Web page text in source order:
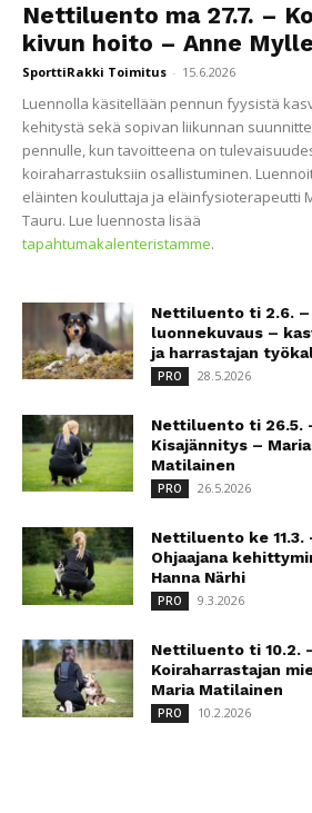
Nettiluento ma 27.7. –
kivun hoito – Anne
SporttiRakki Toimitus - 15.6.2026
Luennolla käsitellään pennun fyysistä
kehitystä sekä sopivan liikunnan
pennulle, kun tavoitteena on
koiraharrastuksiin osallistuminen.
eläinten kouluttaja ja eläinfysioterapeutti
Tauru. Lue luennosta lisää
tapahtumakalenteristamme.
Nettiluento ti 2.6. –
luonnekuvaus –
ja harrastajan
PRO 28.5.2026
Nettiluento ti 26.5.
Kisajännitys – Maria
Matilainen
PRO 26.5.2026
Nettiluento ke 11.3.
Ohjaajana
Hanna Närhi
PRO 9.3.2026
Nettiluento ti 10.2.
Koiraharrastajan
Maria Matilainen
PRO 10.2.2026